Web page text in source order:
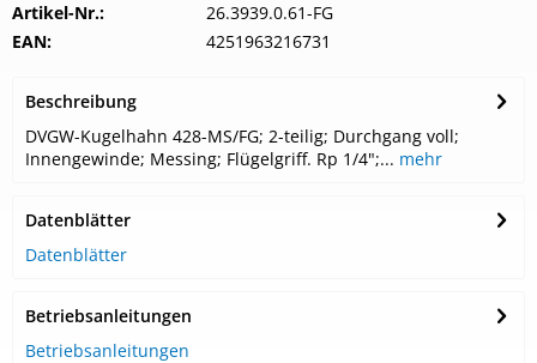
Artikel-Nr.:
26.3939.0.61-FG
EAN:
4251963216731
Beschreibung
DVGW-Kugelhahn 428-MS/FG; 2-teilig; Durchgang voll;
Innengewinde; Messing; Flügelgriff. Rp 1/4";... mehr
Datenblätter
Datenblätter
Betriebsanleitungen
Betriebsanleitungen